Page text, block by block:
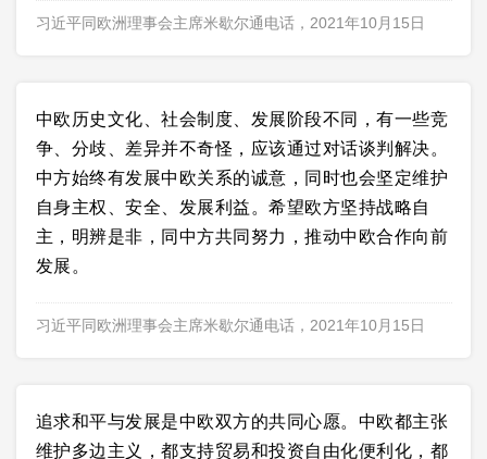
习近平同欧洲理事会主席米歇尔通电话，2021年10月15日
中欧历史文化、社会制度、发展阶段不同，有一些竞
争、分歧、差异并不奇怪，应该通过对话谈判解决。
中方始终有发展中欧关系的诚意，同时也会坚定维护
自身主权、安全、发展利益。希望欧方坚持战略自
主，明辨是非，同中方共同努力，推动中欧合作向前
发展。
习近平同欧洲理事会主席米歇尔通电话，2021年10月15日
追求和平与发展是中欧双方的共同心愿。中欧都主张
维护多边主义，都支持贸易和投资自由化便利化，都